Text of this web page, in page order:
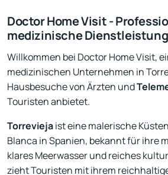
Doctor Home Visit -
medizinische
Willkommen bei Doctor Home Visit,
medizinischen Unternehmen in
Hausbesuche von Ärzten und
Touristen anbietet.
Torreviejaist eine malerische
Blanca in Spanien, bekannt für ihre
klares Meerwasser und reiches
zieht Touristen mit ihrem